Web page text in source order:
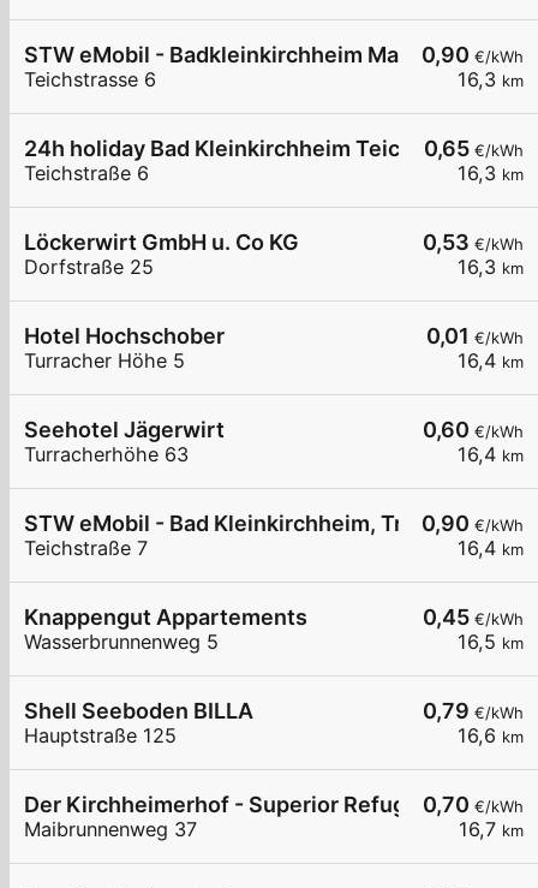
0,90 €/kWh
16,3 km
STW eMobil - Badkleinkirchheim Maibrunnbahn 2
Teichstrasse 6
0,65 €/kWh
16,3 km
24h holiday Bad Kleinkirchheim Teichstrasse
Teichstraße 6
0,53 €/kWh
16,3 km
Löckerwirt GmbH u. Co KG
Dorfstraße 25
0,01 €/kWh
16,4 km
Hotel Hochschober
Turracher Höhe 5
0,60 €/kWh
16,4 km
Seehotel Jägerwirt
Turracherhöhe 63
0,90 €/kWh
16,4 km
STW eMobil - Bad Kleinkirchheim, Trattlers
Teichstraße 7
0,45 €/kWh
16,5 km
Knappengut Appartements
Wasserbrunnenweg 5
0,79 €/kWh
16,6 km
Shell Seeboden BILLA
Hauptstraße 125
0,70 €/kWh
16,7 km
Der Kirchheimerhof - Superior Refugium
Maibrunnenweg 37